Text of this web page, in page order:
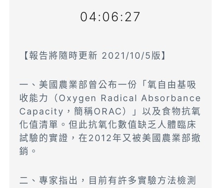
04:06:27
【報告將隨時更新 2021/10/5版】
一、美國農業部曾公布一份「氧自由基吸
收能力（Oxygen Radical Absorbance
Capacity，簡稱ORAC）」以及食物抗氧
化值清單。但此抗氧化數值缺乏人體臨床
試驗的實證，在2012年又被美國農業部撤
銷。
二、專家指出，目前有許多實驗方法檢測